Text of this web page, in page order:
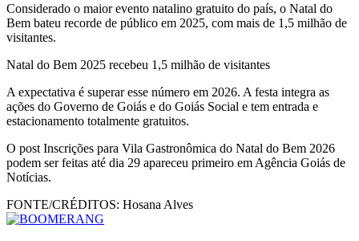
Considerado o maior evento natalino gratuito do país, o Natal do
Bem bateu recorde de público em 2025, com mais de 1,5 milhão de
visitantes.
Natal do Bem 2025 recebeu 1,5 milhão de visitantes
A expectativa é superar esse número em 2026. A festa integra as
ações do Governo de Goiás e do Goiás Social e tem entrada e
estacionamento totalmente gratuitos.
O post Inscrições para Vila Gastronômica do Natal do Bem 2026
podem ser feitas até dia 29 apareceu primeiro em Agência Goiás de
Notícias.
FONTE/CRÉDITOS: Hosana Alves